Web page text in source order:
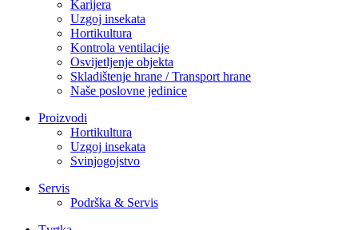
Karijera
Uzgoj insekata
Hortikultura
Kontrola ventilacije
Osvijetljenje objekta
Skladištenje hrane / Transport hrane
Naše poslovne jedinice
Proizvodi
Hortikultura
Uzgoj insekata
Svinjogojstvo
Servis
Podrška & Servis